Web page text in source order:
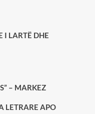
I LARTË DHE
– MARKEZ
LETRARE APO